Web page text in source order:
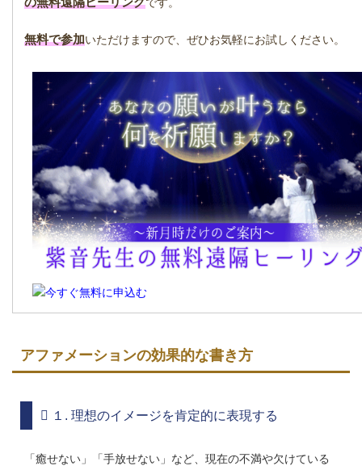
無料で参加いただけますので、ぜひお気軽にお試しください。
アファメーションの効果的な書き方
１. 理想のイメージを肯定的に表現する
「癒せない」「手放せない」など、現在の不満や欠けている